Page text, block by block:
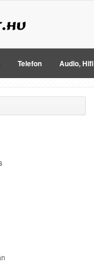
Telefon Audio, Hifi